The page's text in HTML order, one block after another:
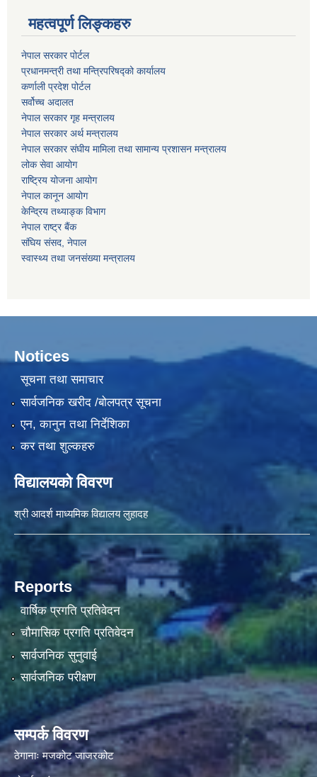
महत्वपूर्ण लिङ्कहरु
नेपाल सरकार पोर्टल
प्रधानमन्‍‍त्री तथा मन्‍त्रिपरिषद्को कार्यालय
कर्णाली प्रदेश पोर्टल
सर्वोच्‍च अदालत
नेपाल सरकार गृह मन्‍‍‍त्रालय
नेपाल सरकार अर्थ मन्‍त्रालय
नेपाल सरकार संघीय मामिला तथा सामान्य प्रशासन मन्‍त्रालय
लोक सेवा आयोग
राष्‍ट्रिय योजना आयोग
नेपाल कानून आयोग
केन्द्रिय तथ्याङ्क विभाग
नेपाल राष्‍ट्र बैंक
संघिय संसद, नेपाल
स्वास्थ्य तथा जनसंख्या मन्त्रालय
Notices
सूचना तथा समाचार
सार्वजनिक खरीद /बोलपत्र सूचना
एन, कानुन तथा निर्देशिका
कर तथा शुल्कहरु
विद्यालयको विवरण
श्री आदर्श माध्यमिक विद्यालय लुहादह
Reports
वार्षिक प्रगति प्रतिवेदन
चौमासिक प्रगति प्रतिवेदन
सार्वजनिक सुनुवाई
सार्वजनिक परीक्षण
सम्पर्क विवरण
ठेगानाः मजकोट जाजरकोट